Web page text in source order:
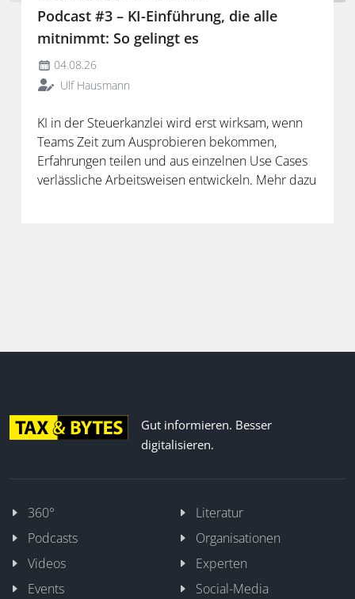
Podcast #3 – KI-Einführung, die alle
mitnimmt: So gelingt es
04.08.26
Ulf Hausmann
KI in der Steuerkanzlei wird erst wirksam, wenn
Teams Zeit zum Ausprobieren bekommen,
Erfahrungen teilen und aus einzelnen Use Cases
verlässliche Arbeitsweisen entwickeln. Mehr dazu
Gut informieren. Besser
digitalisieren.
360°
Literatur
Podcasts
Organisationen
Videos
Experten
Events
Social-Media